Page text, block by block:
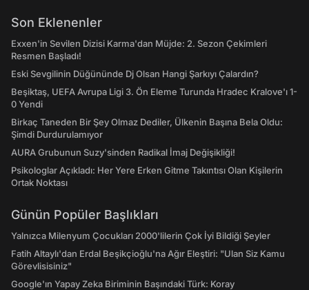
Son Eklenenler
Exxen'in Sevilen Dizisi Karma'dan Müjde: 2. Sezon Çekimleri
Resmen Başladı!
Eski Sevgilinin Düğününde Dj Olsan Hangi Şarkıyı Çalardın?
Beşiktaş, UEFA Avrupa Ligi 3. Ön Eleme Turunda Hradec Kralove'ı 1-
0 Yendi
Birkaç Taneden Bir Şey Olmaz Dediler, Ülkenin Başına Bela Oldu:
Şimdi Durdurulamıyor
AURA Grubunun Suzy'sinden Radikal İmaj Değişikliği!
Psikologlar Açıkladı: Her Yere Erken Gitme Takıntısı Olan Kişilerin
Ortak Noktası
Günün Popüler Başlıkları
Yalnızca Milenyum Çocukları 2000'lilerin Çok İyi Bildiği Şeyler
Fatih Altaylı'dan Erdal Beşikçioğlu'na Ağır Eleştiri: "Ulan Siz Kamu
Görevlisisiniz"
Google'ın Yapay Zeka Biriminin Başındaki Türk: Koray